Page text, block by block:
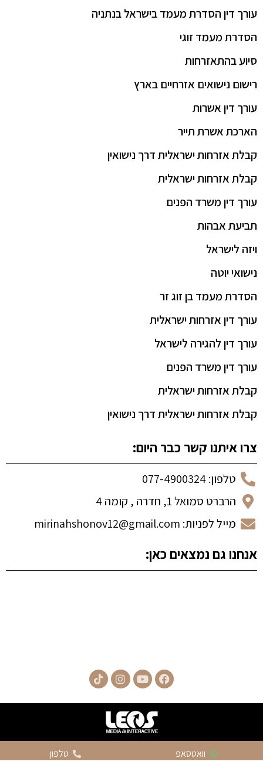
עורך דין הסדרת מעמד בישראל בנתניה
הסדרת מעמד זוגי
סיוע בהתאזרחות
רישום נישואים אזרחיים בארץ
עורך דין אשרות
הארכת אשרת תייר
קבלת אזרחות ישראלית דרך נישואין
קבלת אזרחות ישראלית
עורך דין משרד הפנים
תביעת אבהות
ויזה לישראל
נישואי יוטה
הסדרת מעמד בן זוג זר
עורך דין אזרחות ישראלית
עורך דין להגירה לישראל
עורך דין משרד הפנים
קבלת אזרחות ישראלית
קבלת אזרחות ישראלית דרך נישואין
צרו איתנו קשר כבר היום:
טלפון: 077-4900324
הרברט סמואל 1, חדרה , קומה 4
מייל לפניות: mirinahshonov12@gmail.com
אנחנו גם נמצאים כאן:
וואטסאפ טלפון